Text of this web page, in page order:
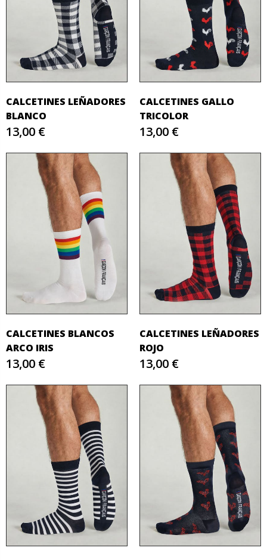
CALCETINES LEÑADORES
BLANCO
13,00 €
CALCETINES GALLO
TRICOLOR
13,00 €
CALCETINES BLANCOS
ARCO IRIS
13,00 €
CALCETINES LEÑADORES
ROJO
13,00 €